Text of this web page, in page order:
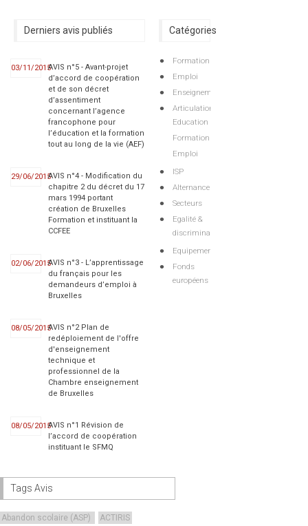
Derniers avis publiés
03/11/2015AVIS n°5 - Avant-projet
d’accord de coopération
et de son décret
d’assentiment
concernant l’agence
francophone pour
l’éducation et la formation
tout au long de la vie (AEF)
29/06/2015AVIS n°4 - Modification du
chapitre 2 du décret du 17
mars 1994 portant
création de Bruxelles
Formation et instituant la
CCFEE
02/06/2015AVIS n°3 - L’apprentissage
du français pour les
demandeurs d’emploi à
Bruxelles
08/05/2015AVIS n°2 Plan de
redéploiement de l'offre
d'enseignement
technique et
professionnel de la
Chambre enseignement
de Bruxelles
08/05/2015AVIS n°1 Révision de
l’accord de coopération
instituant le SFMQ
Catégories
Formation
Emploi
Enseignement
Articulations
Education
Formation
Emploi
ISP
Alternance
Secteurs
Egalité &
discriminations
Equipements
Fonds
européens
Tags Avis
Abandon scolaire (ASP)
ACTIRIS